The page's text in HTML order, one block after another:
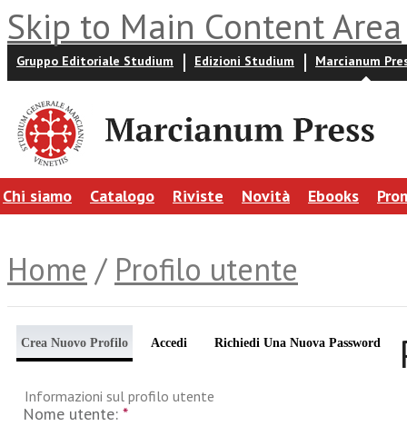
Skip to Main Content Area
Gruppo Editoriale Studium Edizioni Studium Marcianum
Chi siamo Catalogo Riviste Novità Ebooks
Home / Profilo utente
Crea Nuovo Profilo Accedi Richiedi Una Nuova Password
Informazioni sul profilo utente
Nome utente: *